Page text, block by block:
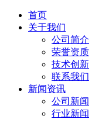
首页
关于我们
公司简介
荣誉资质
技术创新
联系我们
新闻资讯
公司新闻
行业新闻